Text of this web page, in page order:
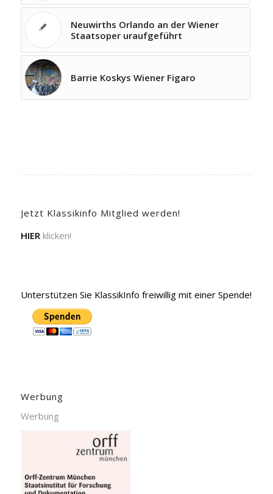
Neuwirths Orlando an der Wiener
Staatsoper uraufgeführt
Barrie Koskys Wiener Figaro
Jetzt Klassikinfo Mitglied werden!
HIER klicken!
Unterstützen Sie KlassikInfo freiwillig mit einer Spende!
Werbung
Werbung